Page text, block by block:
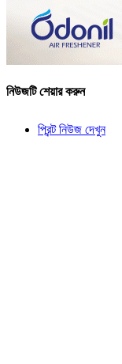
নিউজটি শেয়ার করুন
প্রিন্ট নিউজ দেখুন